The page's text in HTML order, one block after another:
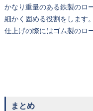
かなり重量のある鉄製のロ
細かく固める役割をします。
仕上げの際にはゴム製のロ
まとめ